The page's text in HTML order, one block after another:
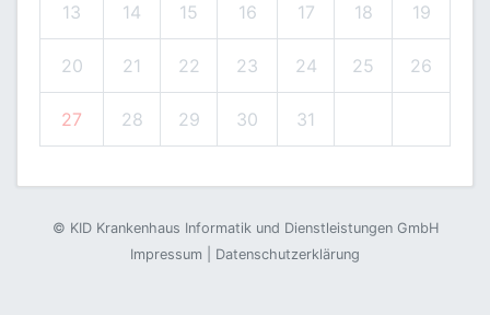
13 14 15 16 17 18 19
20 21 22 23 24 25 26
27 28 29 30 31
© KID Krankenhaus Informatik und Dienstleistungen GmbH
Impressum
Datenschutzerklärung